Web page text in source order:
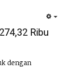
Ribu
dengan